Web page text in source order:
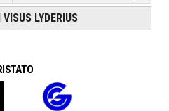
VISUS LYDERIUS